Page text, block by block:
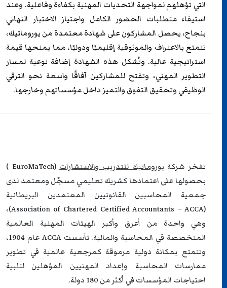
التي تؤهلهم لمواجهة التحديات المهنية بكفاءة وفاعلية. وعند
استيفاء متطلبات الحضور الكامل واجتياز الاختبار النهائي
بنجاح، يحصل المشاركون على شهادة معتمدة منيوروماتيك،
تتمتع بالاعتراف والموثوقية إقليميًا ودوليًا، مما يمنحها قيمة
استراتيجية عالية. وتُشكل هذه الشهادة إضافة نوعية لمسار
التطوير المهني، وتفتح للمشاركين آفاقًا واسعة نحو الترقي
الوظيفي وتحقيق التفوق والتميز داخل مؤسساتهم وخارجها.
تفخر شركةيوروماتيك للتدريب والاستشارات
(EuroMaTech )
بحصولها على اعتمادها كشريك تعليمي مسجَّل ومعتمد لدى
جمعية المحاسبين القانونيين المعتمدين البريطانية
(Association of Chartered Certified Accountants – ACCA)،
وهي واحدة من أعرق وأكبر الهيئات المهنية العالمية
المتخصصة في المحاسبة والمالية. تأسست ACCA عام 1904،
وتتمتع بمكانة دولية مرموقة كمرجعية عالمية في تطوير
ممارسات المحاسبة وإعداد المهنيين المؤهلين لتلبية
احتياجات المؤسسات في أكثر من 180 دولة.